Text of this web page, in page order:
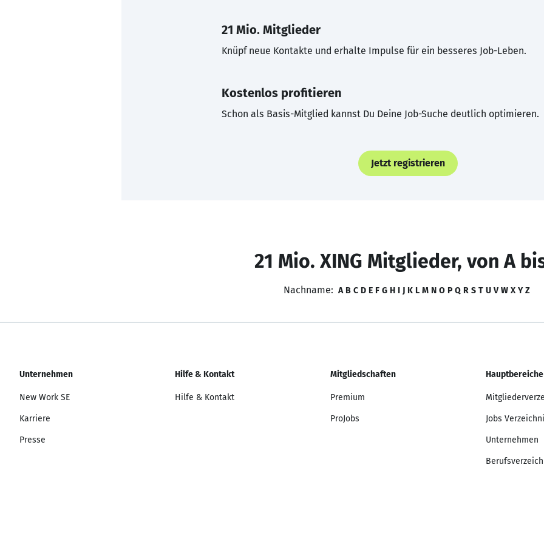
21 Mio. Mitglieder
Knüpf neue Kontakte und erhalte Impulse für ein besseres Job-Leben.
Kostenlos profitieren
Schon als Basis-Mitglied kannst Du Deine Job-Suche deutlich optimieren.
Jetzt registrieren
21 Mio. XING Mitglieder, von A
Nachname: A B C D E F G H I J K L M N O P Q R S T U V W X Y Z
Unternehmen
New Work SE
Karriere
Presse
Hilfe & Kontakt
Hilfe & Kontakt
Mitgliedschaften
Premium
ProJobs
Hauptbereiche
Jobs
Unternehmen